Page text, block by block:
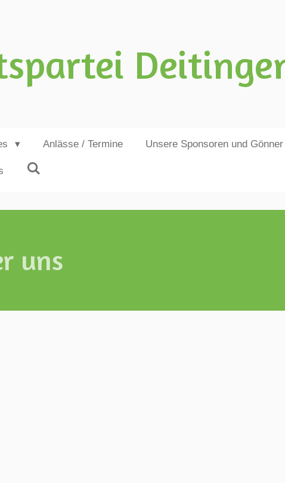
Anlässe / Termine Unsere Sponsoren und Gönner
uns